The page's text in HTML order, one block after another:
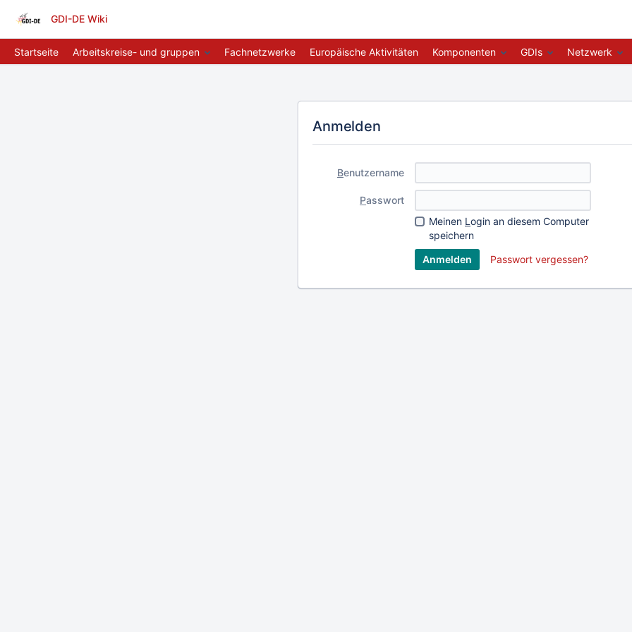
GDI-DE Wiki
Startseite Arbeitskreise- und gruppen Fachnetzwerke Europäische Aktivitäten Komponenten GDIs Netzwerk
Anmelden
Benutzername
Passwort
Meinen L ogin an diesem Computer
speichern
Passwort vergessen?